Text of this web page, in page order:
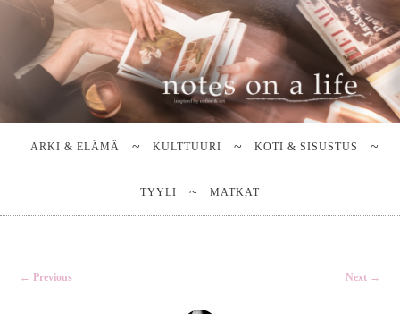
Notes on a life
Stella Harasek & Jarno Jussila
ARKI & ELÄMÄ KULTTUURI KOTI & SISUSTUS
TYYLI MATKAT
Post
← Previous Next →